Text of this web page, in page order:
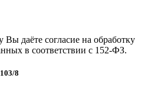
даёте согласие на обработку
в соответствии с 152-ФЗ.
8